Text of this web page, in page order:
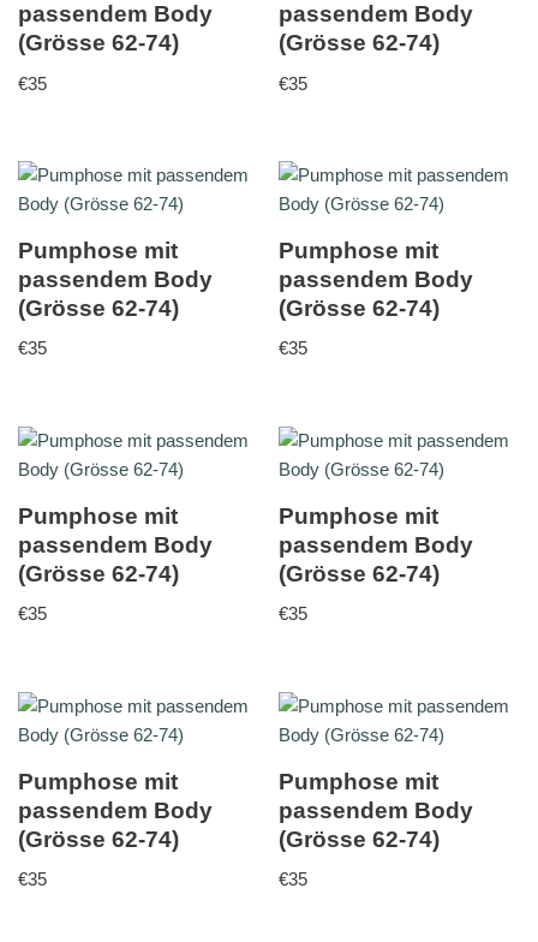
passendem Body
(Grösse 62-74)
€35
passendem Body
(Grösse 62-74)
€35
Pumphose mit
passendem Body
(Grösse 62-74)
€35
Pumphose mit
passendem Body
(Grösse 62-74)
€35
Pumphose mit
passendem Body
(Grösse 62-74)
€35
Pumphose mit
passendem Body
(Grösse 62-74)
€35
Pumphose mit
passendem Body
(Grösse 62-74)
€35
Pumphose mit
passendem Body
(Grösse 62-74)
€35